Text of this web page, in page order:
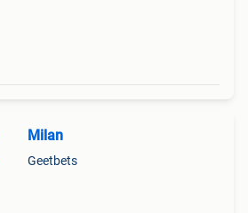
Milan
Geetbets